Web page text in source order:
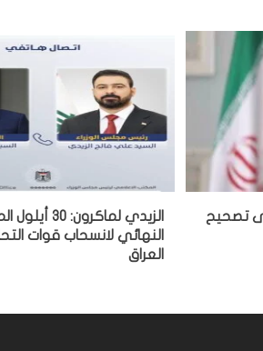
تصحيح
الزيدي لماكرون:
النهائي لانسحاب قوات
العراق